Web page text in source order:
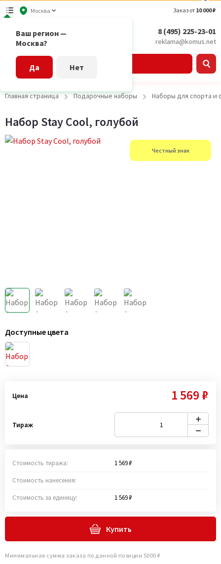
Москва
Ваш регион —
Москва?
Да Нет
Заказ от 10 000 ₽
8 (495) 225-23-01
reklama@komus.net
Главная страница Подарочные наборы Наборы для спорта и
Набор Stay Cool, голубой
Честный знак
Доступные цвета
Цена 1 569 ₽
Тираж
Стоимость тиража: 1 569 ₽
Стоимость нанесения:
Стоимость за единицу: 1 569 ₽
Купить
Минимальная сумма заказа по данной позиции 5000 ₽